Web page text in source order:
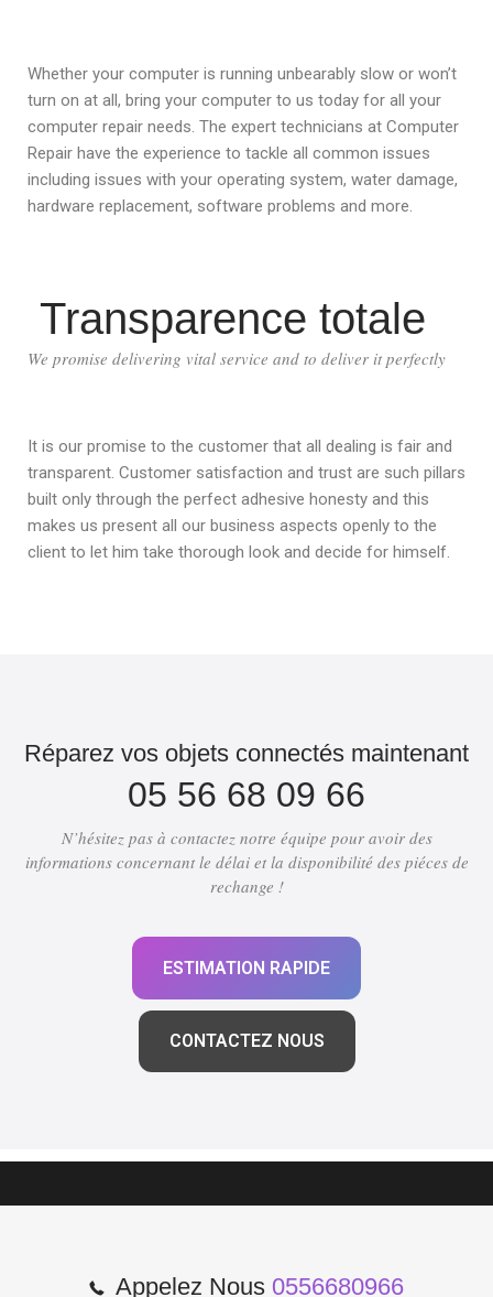
Whether your computer is running unbearably slow or won’t
turn on at all, bring your computer to us today for all your
computer repair needs. The expert technicians at Computer
Repair have the experience to tackle all common issues
including issues with your operating system, water damage,
hardware replacement, software problems and more.
Transparence totale
We promise delivering vital service and to deliver it perfectly
It is our promise to the customer that all dealing is fair and
transparent. Customer satisfaction and trust are such pillars
built only through the perfect adhesive honesty and this
makes us present all our business aspects openly to the
client to let him take thorough look and decide for himself.
Réparez vos objets connectés maintenant
05 56 68 09 66
N’hésitez pas à contactez notre équipe pour avoir des
informations concernant le délai et la disponibilité des piéces de
rechange !
ESTIMATION RAPIDE
CONTACTEZ NOUS
Appelez Nous 0556680966